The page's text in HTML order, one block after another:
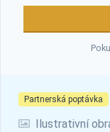
Partnerská poptávka
Ilustrativní